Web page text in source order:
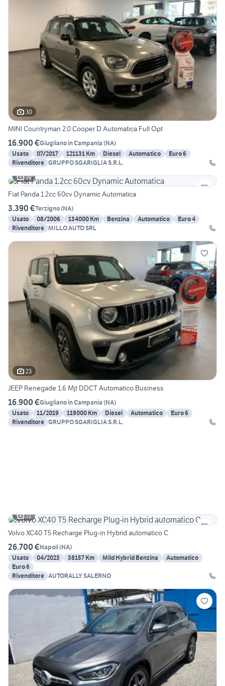
30
MINI Countryman 2.0 Cooper D Automatica Full Opt
16.900 €Giugliano in Campania (NA)
Usato
07/2017 121131 Km Diesel Automatico
Euro 6
Rivenditore GRUPPO SGARIGLIA S.R.L.
19
Fiat Panda 1.2cc 60cv Dynamic Automatica
3.390 €Terzigno(NA)
Usato
08/2006 134000 Km Benzina Automatico
Euro 4
Rivenditore MILLO AUTO SRL
23
JEEP Renegade 1.6 Mjt DDCT Automatico Business
16.900 €Giugliano in Campania (NA)
Usato
11/2019 119000 Km Diesel Automatico
Euro 6
Rivenditore GRUPPO SGARIGLIA S.R.L.
21
Volvo XC40 T5 Recharge Plug-in Hybrid automatico C
26.700 €Napoli(NA)
Usato
04/2023 38157 Km Mild Hybrid Benzina
Automatico
Euro 6
Rivenditore AUTORALLY SALERNO